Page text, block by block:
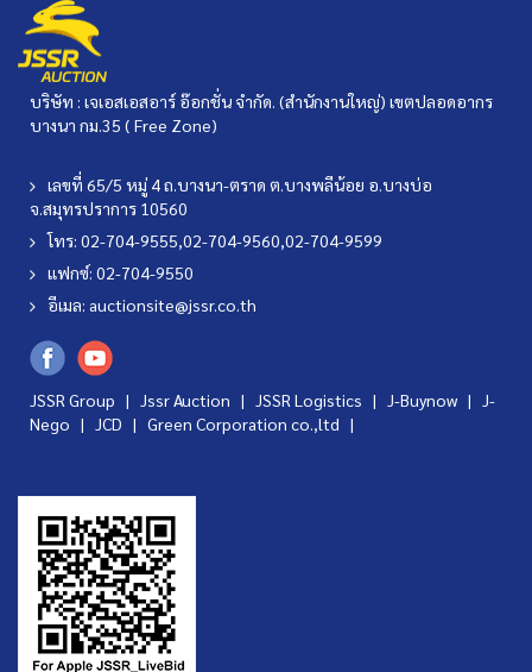
บริษัท : เจเอสเอสอาร์ อ๊อกชั่น จำกัด. (สำนักงานใหญ่) เขตปลอดอากร
บางนา กม.35 ( Free Zone)
เลขที่ 65/5 หมู่ 4 ถ.บางนา-ตราด ต.บางพลีน้อย อ.บางบ่อ
จ.สมุทรปราการ 10560
โทร: 02-704-9555,02-704-9560,02-704-9599
แฟกซ์: 02-704-9550
อีเมล: auctionsite@jssr.co.th
JSSR Group | Jssr Auction | JSSR Logistics | J-Buynow | J-
Nego | JCD | Green Corporation co.,ltd |